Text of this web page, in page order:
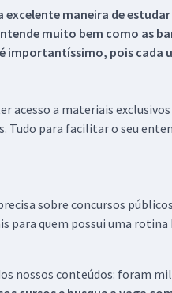
excelente maneira de
muito bem como as
importantíssimo, pois cada
acesso a materiais
Tudo para facilitar o seu
sobre concursos
para quem possui uma
nossos conteúdos: foram